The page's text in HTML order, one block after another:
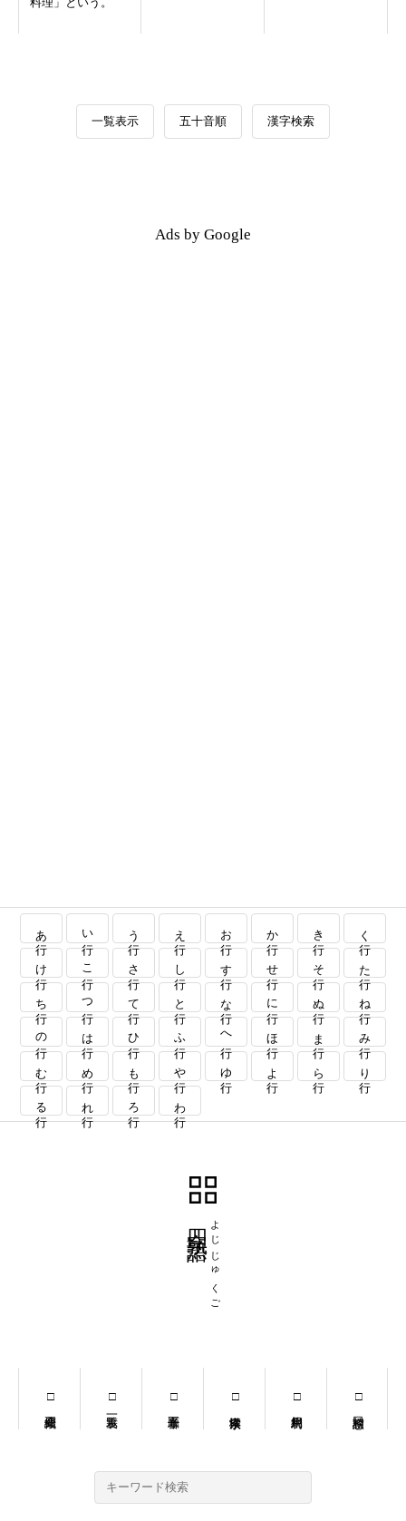
一覧表示 五十音順 漢字検索
Ads by Google
あ行 い行 う行 え行 お行 か行 き行 く行
け行 こ行 さ行 し行 す行 せ行 そ行 た行
ち行 つ行 て行 と行 な行 に行 ぬ行 ね行
の行 は行 ひ行 ふ行 へ行 ほ行 ま行 み行
む行 め行 も行 や行 ゆ行 よ行 ら行 り行
る行 れ行 ろ行 わ行
よじじゅくご